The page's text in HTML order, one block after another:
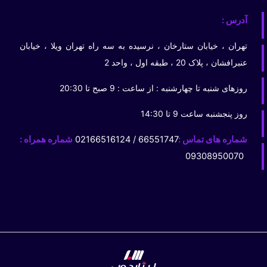
آدرس :
تهران ، خیابان ستارخان ، نرسیده به سه راه تهران ویلا ، خیابان
عنبرافشان ، پلاک 20 ، طبقه اول ، واحد 2
روزهای شنبه تا چهارشنبه : از ساعت : 9 صبح تا 20:30
روز پنجشنبه ساعت 9 تا 14:30
شماره های تماس :66551747 / 02166516124
شماره همراه :
09308950070